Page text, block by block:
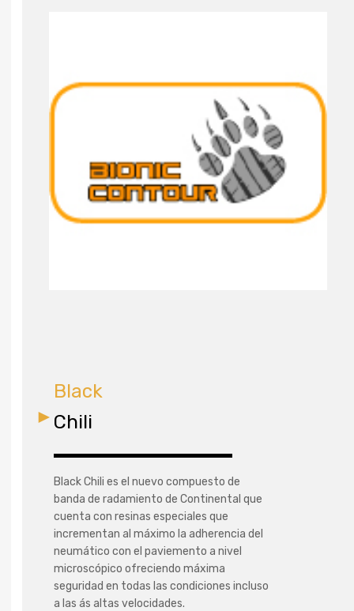
Black
Chili
Black Chili es el nuevo compuesto de
banda de radamiento de Continental que
cuenta con resinas especiales que
incrementan al máximo la adherencia del
neumático con el paviemento a nivel
microscópico ofreciendo máxima
seguridad en todas las condiciones incluso
a las ás altas velocidades.